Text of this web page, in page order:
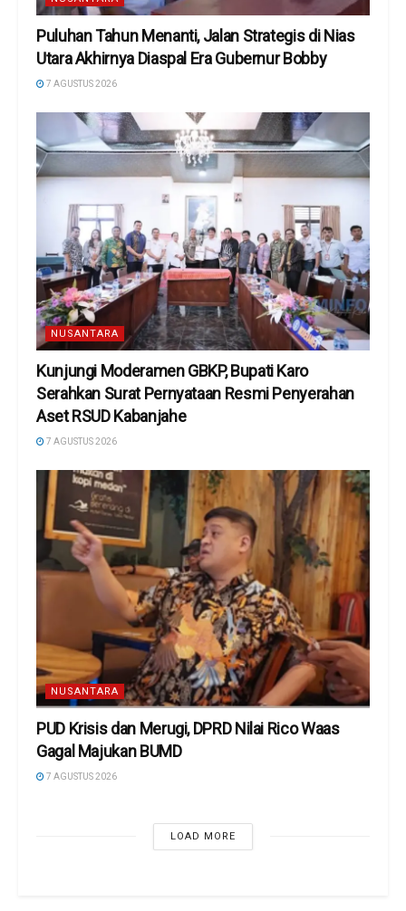
Puluhan Tahun Menanti, Jalan Strategis di Nias
Utara Akhirnya Diaspal Era Gubernur Bobby
7 AGUSTUS 2026
NUSANTARA
Kunjungi Moderamen GBKP, Bupati Karo
Serahkan Surat Pernyataan Resmi Penyerahan
Aset RSUD Kabanjahe
7 AGUSTUS 2026
NUSANTARA
PUD Krisis dan Merugi, DPRD Nilai Rico Waas
Gagal Majukan BUMD
7 AGUSTUS 2026
LOAD MORE